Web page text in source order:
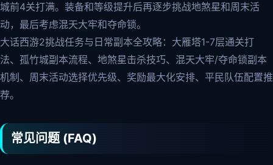
城前4关打满。装备和等级提升后再逐步挑战地煞星和周末活
动，最后考虑混天大牢和夺命锁。
大话西游2挑战任务与日常副本全攻略：大雁塔1-7层通关打
法、孤竹城副本流程、地煞星击杀技巧、混天大牢/夺命锁副本
机制、周末活动选择优先级、奖励最大化安排、平民队伍配置推
荐。
常见问题 (FAQ)